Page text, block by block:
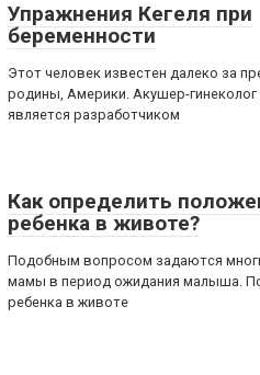
Упражнения Кегеля при
беременности
Этот человек известен далеко за
родины, Америки. Акушер-гинеколог
является разработчиком
Как определить
ребенка в животе?
Подобным вопросом задаются
мамы в период ожидания малыша.
ребенка в животе